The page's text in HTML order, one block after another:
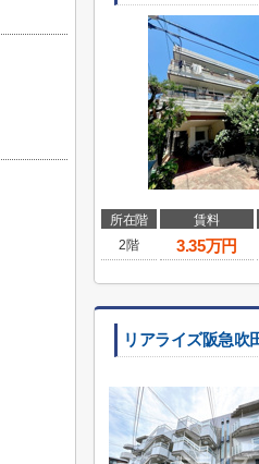
所在階 賃料
2階
3.35万円
リアライズ阪急吹